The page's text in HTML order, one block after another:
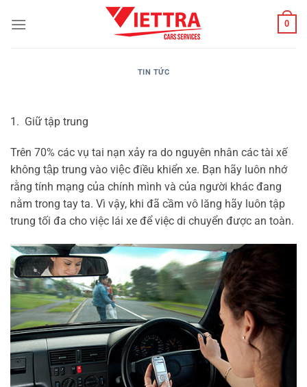
qua
0
TIN TỨC
1. Giữ tập trung
Trên 70% các vụ tai nạn xảy ra do nguyên nhân các tài xế
không tập trung vào việc điều khiển xe. Bạn hãy luôn nhớ
rằng tính mạng của chính mình và của người khác đang
nằm trong tay ta. Vì vậy, khi đã cầm vô lăng hãy luôn tập
trung tối đa cho việc lái xe để việc di chuyển được an toàn.